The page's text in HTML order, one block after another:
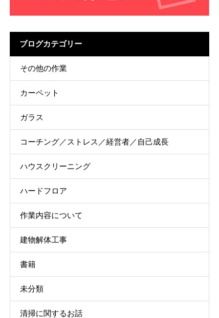
ブログカテゴリー
その他の作業
カーペット
ガラス
コーチング／ストレス／経営者／自己成長
ハウスクリーニング
ハードフロア
作業内容について
建物解体工事
書籍
未分類
清掃に関するお話